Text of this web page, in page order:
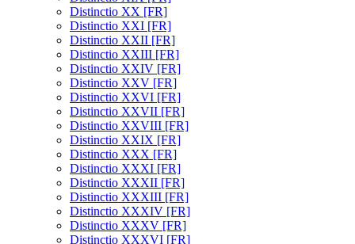
Distinctio XX [FR]
Distinctio XXI [FR]
Distinctio XXII [FR]
Distinctio XXIII [FR]
Distinctio XXIV [FR]
Distinctio XXV [FR]
Distinctio XXVI [FR]
Distinctio XXVII [FR]
Distinctio XXVIII [FR]
Distinctio XXIX [FR]
Distinctio XXX [FR]
Distinctio XXXI [FR]
Distinctio XXXII [FR]
Distinctio XXXIII [FR]
Distinctio XXXIV [FR]
Distinctio XXXV [FR]
Distinctio XXXVI [FR]